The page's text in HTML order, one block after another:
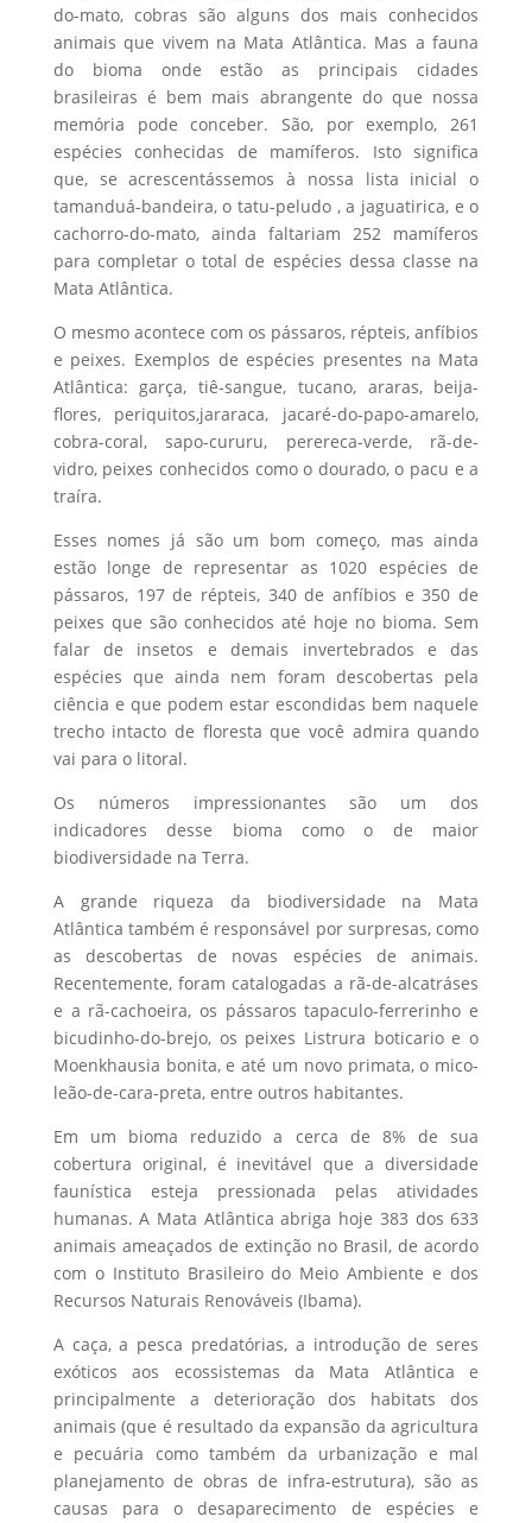
do-mato, cobras são alguns dos mais conhecidos
animais que vivem na Mata Atlântica. Mas a fauna
do bioma onde estão as principais cidades
brasileiras é bem mais abrangente do que nossa
memória pode conceber. São, por exemplo, 261
espécies conhecidas de mamíferos. Isto significa
que, se acrescentássemos à nossa lista inicial o
tamanduá-bandeira, o tatu-peludo , a jaguatirica, e o
cachorro-do-mato, ainda faltariam 252 mamíferos
para completar o total de espécies dessa classe na
Mata Atlântica.
O mesmo acontece com os pássaros, répteis, anfíbios
e peixes. Exemplos de espécies presentes na Mata
Atlântica: garça, tiê-sangue, tucano, araras, beija-
flores, periquitos,jararaca, jacaré-do-papo-amarelo,
cobra-coral, sapo-cururu, perereca-verde, rã-de-
vidro, peixes conhecidos como o dourado, o pacu e a
traíra.
Esses nomes já são um bom começo, mas ainda
estão longe de representar as 1020 espécies de
pássaros, 197 de répteis, 340 de anfíbios e 350 de
peixes que são conhecidos até hoje no bioma. Sem
falar de insetos e demais invertebrados e das
espécies que ainda nem foram descobertas pela
ciência e que podem estar escondidas bem naquele
trecho intacto de floresta que você admira quando
vai para o litoral.
Os números impressionantes são um dos
indicadores desse bioma como o de maior
biodiversidade na Terra.
A grande riqueza da biodiversidade na Mata
Atlântica também é responsável por surpresas, como
as descobertas de novas espécies de animais.
Recentemente, foram catalogadas a rã-de-alcatráses
e a rã-cachoeira, os pássaros tapaculo-ferrerinho e
bicudinho-do-brejo, os peixes Listrura boticario e o
Moenkhausia bonita, e até um novo primata, o mico-
leão-de-cara-preta, entre outros habitantes.
Em um bioma reduzido a cerca de 8% de sua
cobertura original, é inevitável que a diversidade
faunística esteja pressionada pelas atividades
humanas. A Mata Atlântica abriga hoje 383 dos 633
animais ameaçados de extinção no Brasil, de acordo
com o Instituto Brasileiro do Meio Ambiente e dos
Recursos Naturais Renováveis (Ibama).
A caça, a pesca predatórias, a introdução de seres
exóticos aos ecossistemas da Mata Atlântica e
principalmente a deterioração dos habitats dos
animais (que é resultado da expansão da agricultura
e pecuária como também da urbanização e mal
planejamento de obras de infra-estrutura), são as
causas para o desaparecimento de espécies e